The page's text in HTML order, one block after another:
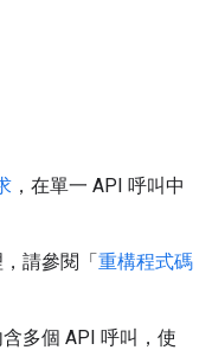
，在單一 API 呼叫中
請參閱「重構程式碼
多個 API 呼叫，使